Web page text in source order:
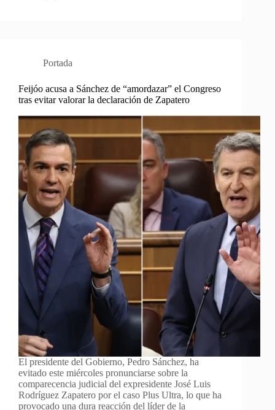
Portada
Feijóo acusa a Sánchez de “amordazar” el Congreso
tras evitar valorar la declaración de Zapatero
El presidente del Gobierno, Pedro Sánchez, ha
evitado este miércoles pronunciarse sobre la
comparecencia judicial del expresidente José Luis
Rodríguez Zapatero por el caso Plus Ultra, lo que ha
provocado una dura reacción del líder de la